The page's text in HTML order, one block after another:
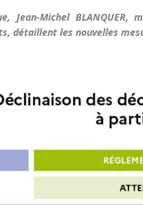
Jean-Michel
détaillent les nouvelles